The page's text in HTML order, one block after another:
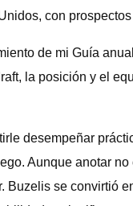
con
de mi Guía
la posición y el
desempeñar
Aunque anotar
se convirtió